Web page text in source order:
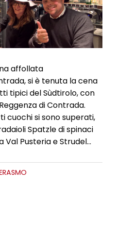
affollata
si è tenuta la cena
tipici del Sùdtirolo, con
di Contrada.
cuochi si sono superati,
Spatzle di spinaci
Val Pusteria e Strudel…